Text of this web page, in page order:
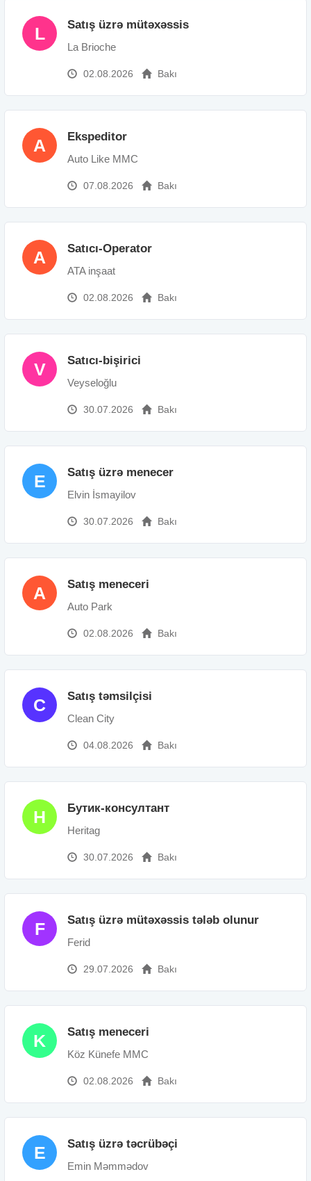
L Satış üzrə mütəxəssis
La Brioche
02.08.2026 Bakı
A Ekspeditor
Auto Like MMC
07.08.2026 Bakı
A Satıcı-Operator
ATA inşaat
02.08.2026 Bakı
V Satıcı-bişirici
Veyseloğlu
30.07.2026 Bakı
E Satış üzrə menecer
Elvin İsmayilov
30.07.2026 Bakı
A Satış meneceri
Auto Park
02.08.2026 Bakı
C Satış təmsilçisi
Clean City
04.08.2026 Bakı
H Бутик-консултант
Heritag
30.07.2026 Bakı
F Satış üzrə mütəxəssis tələb olunur
Ferid
29.07.2026 Bakı
K Satış meneceri
Köz Künefe MMC
02.08.2026 Bakı
E Satış üzrə təcrübəçi
Emin Məmmədov